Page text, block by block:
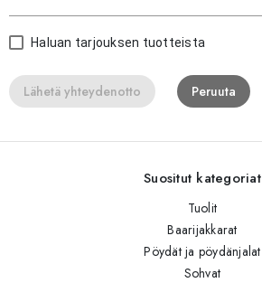
Haluan tarjouksen tuotteista
Lähetä yhteydenotto Peruuta
Suositut kategoriat
Tuolit
Baarijakkarat
Pöydät ja pöydänjalat
Sohvat